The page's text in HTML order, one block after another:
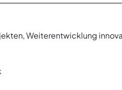
Weiterentwicklung